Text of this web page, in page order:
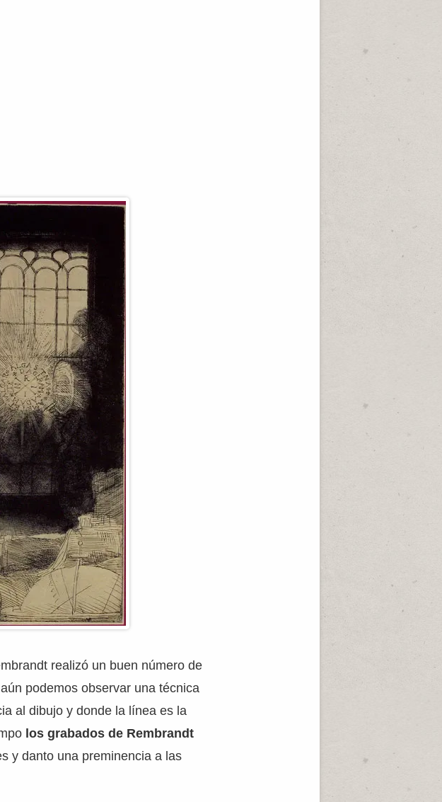
realizó un buen número de
podemos observar una técnica
al dibujo y donde la línea es la
los grabados de Rembrandt
y danto una preminencia a las